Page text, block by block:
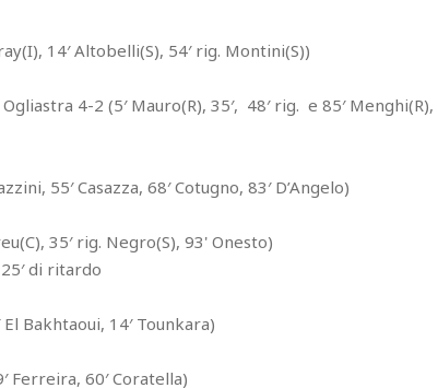
14′ Altobelli(S), 54′ rig. Montini(S))
4-2 (5′ Mauro(R), 35′, 48′ rig. e 85′ Menghi(R),
55′ Casazza, 68′ Cotugno, 83′ D’Angelo)
35′ rig. Negro(S), 93' Onesto)
di ritardo
Bakhtaoui, 14′ Tounkara)
Ferreira, 60′ Coratella)